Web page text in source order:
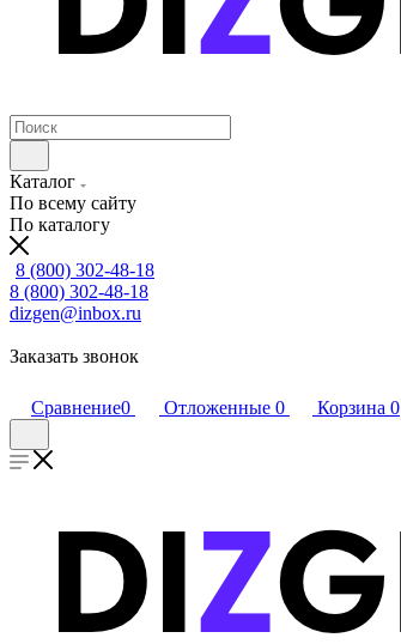
Каталог
По всему сайту
По каталогу
8 (800) 302-48-18
8 (800) 302-48-18
dizgen@inbox.ru
Заказать звонок
Сравнение0 Отложенные 0 Корзина 0